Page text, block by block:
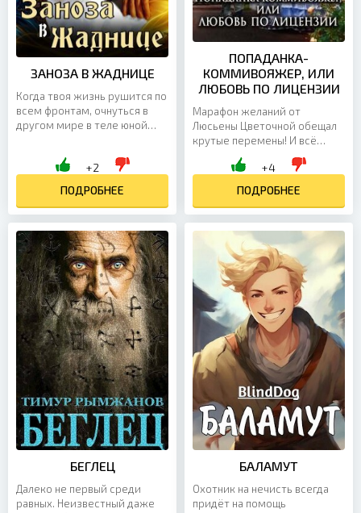
ЗАНОЗА В ЖАДНИЦЕ
Когда твоя жизнь рушится по
всем фронтам, очнуться в
другом мире в теле юной
вариантом. Здесь у меня...
+2
ПОДРОБНЕЕ
ПОПАДАНКА-
КОММИВОЯЖЕР, ИЛИ
ЛЮБОВЬ ПО ЛИЦЕНЗИИ
Марафон желаний от
Люсьены Цветочной обещал
крутые перемены! И всё
сбылось! Хотела сменить
обстановку — получила в
награду другой мир.
Переживала о...
+4
ПОДРОБНЕЕ
БЕГЛЕЦ
Далеко не первый среди
равных. Неизвестный даже
БАЛАМУТ
Охотник на нечисть всегда
придёт на помощь